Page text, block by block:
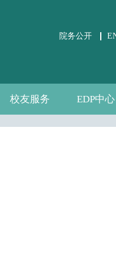
院务公开
校友服务
分会介绍
校友活动
校友风采
EDP中心
中心介绍
新闻通告
师资团队
联系我们